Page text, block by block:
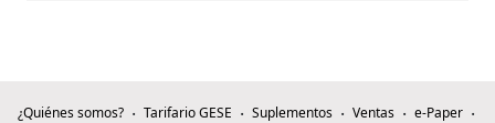
¿Quiénes somos? Tarifario GESE Suplementos Ventas
e-Paper